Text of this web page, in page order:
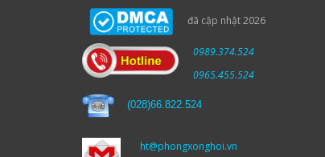
đã cập nhật 2026
0989.374.524
0965.455.524
(028)66.822.524
ht@phongxonghoi.vn